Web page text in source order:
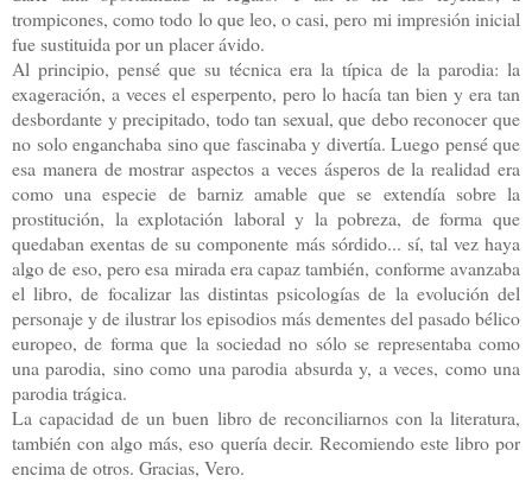
trompicones, como todo lo que leo, o casi, pero mi impresión inicial
fue sustituida por un placer ávido.
Al principio, pensé que su técnica era la típica de la parodia: la
exageración, a veces el esperpento, pero lo hacía tan bien y era tan
desbordante y precipitado, todo tan sexual, que debo reconocer que
no solo enganchaba sino que fascinaba y divertía. Luego pensé que
esa manera de mostrar aspectos a veces ásperos de la realidad era
como una especie de barniz amable que se extendía sobre la
prostitución, la explotación laboral y la pobreza, de forma que
quedaban exentas de su componente más sórdido... sí, tal vez haya
algo de eso, pero esa mirada era capaz también, conforme avanzaba
el libro, de focalizar las distintas psicologías de la evolución del
personaje y de ilustrar los episodios más dementes del pasado bélico
europeo, de forma que la sociedad no sólo se representaba como
una parodia, sino como una parodia absurda y, a veces, como una
parodia trágica.
La capacidad de un buen libro de reconciliarnos con la literatura,
también con algo más, eso quería decir. Recomiendo este libro por
encima de otros. Gracias, Vero.